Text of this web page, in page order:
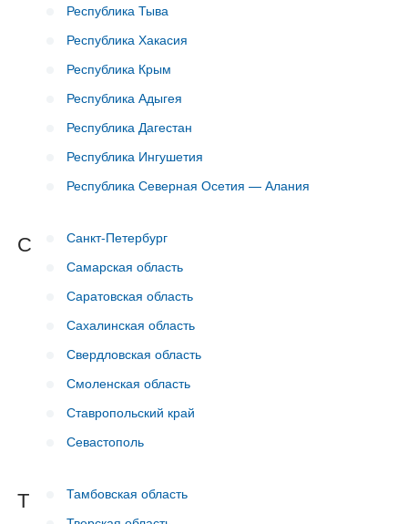
Республика Тыва
Республика Хакасия
Республика Крым
Республика Адыгея
Республика Дагестан
Республика Ингушетия
Республика Северная Осетия — Алания
С
Санкт-Петербург
Самарская область
Саратовская область
Сахалинская область
Свердловская область
Смоленская область
Ставропольский край
Севастополь
Т
Тамбовская область